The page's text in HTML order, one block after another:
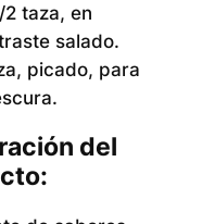
2 taza, en
salado.
picado, para
del